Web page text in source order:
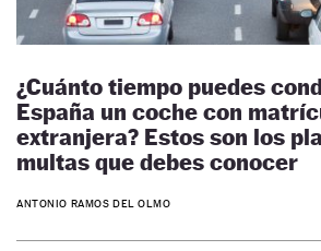
¿Cuánto tiempo puedes
España un coche con
extranjera? Estos son los
multas que debes conocer
ANTONIO RAMOS DEL OLMO